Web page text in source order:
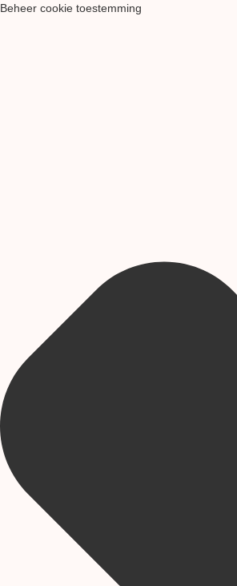
Beheer cookie toestemming